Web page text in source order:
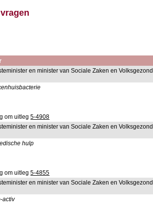
en minister van Sociale Zaken en
om uitleg5-4908
en minister van Sociale Zaken en
hulp
om uitleg5-4855
en minister van Sociale Zaken en
activ